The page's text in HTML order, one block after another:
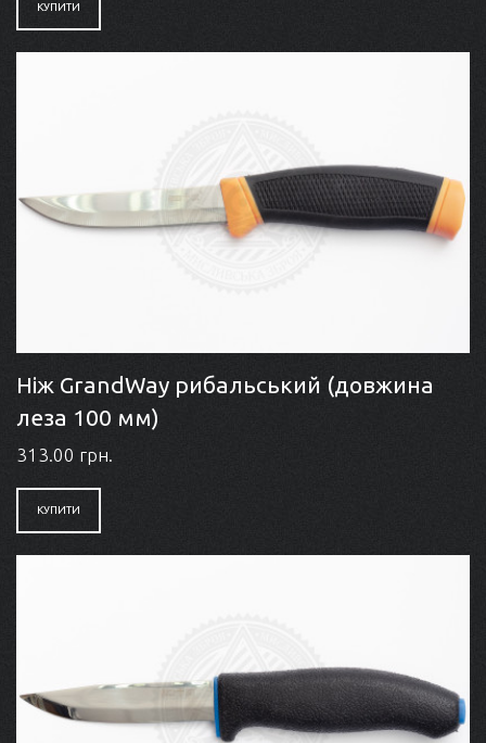
КУПИТИ
Ніж GrandWay рибальський (довжина
леза 100 мм)
313.00 грн.
КУПИТИ